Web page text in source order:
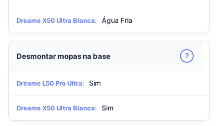
Dreame X50 Ultra Blanca: Água Fria
Desmontar mopas na base ?
Dreame L50 Pro Ultra: Sim
Dreame X50 Ultra Blanca: Sim